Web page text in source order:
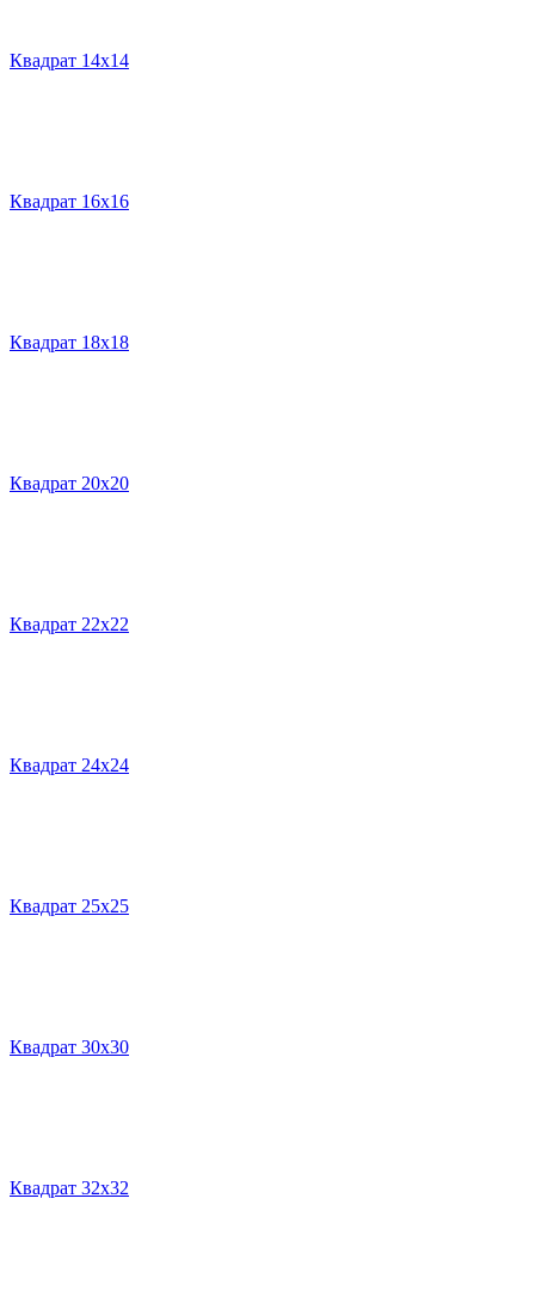
Квадрат 14х14
Квадрат 16х16
Квадрат 18х18
Квадрат 20х20
Квадрат 22х22
Квадрат 24х24
Квадрат 25х25
Квадрат 30х30
Квадрат 32х32